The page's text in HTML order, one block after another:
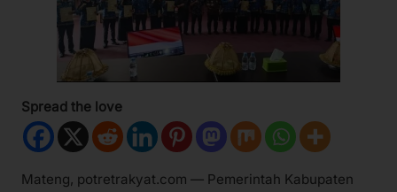
Spread the love
Mateng, potretrakyat.com — Pemerintah Kabupaten